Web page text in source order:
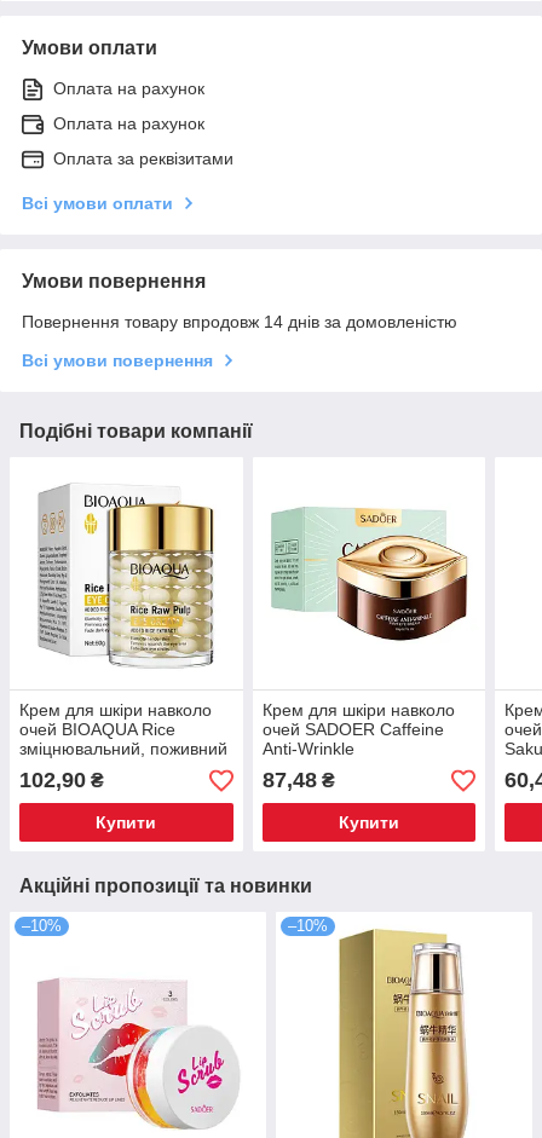
Умови оплати
Оплата на рахунок
Оплата на рахунок
Оплата за реквізитами
Всі умови оплати
Умови повернення
Повернення товару впродовж 14 днів за домовленістю
Всі умови повернення
Подібні товари компанії
Крем для шкіри навколо
очей BIOAQUA Rice
зміцнювальний, поживний
60 г
102,90 ₴
Купити
Крем для шкіри навколо
очей SADOER Caffeine
Anti-Wrinkle
зміцнювальний 20 г
87,48₴
Купити
Акційні пропозиції та новинки
–10% –10%